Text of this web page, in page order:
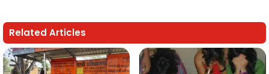
Related Articles